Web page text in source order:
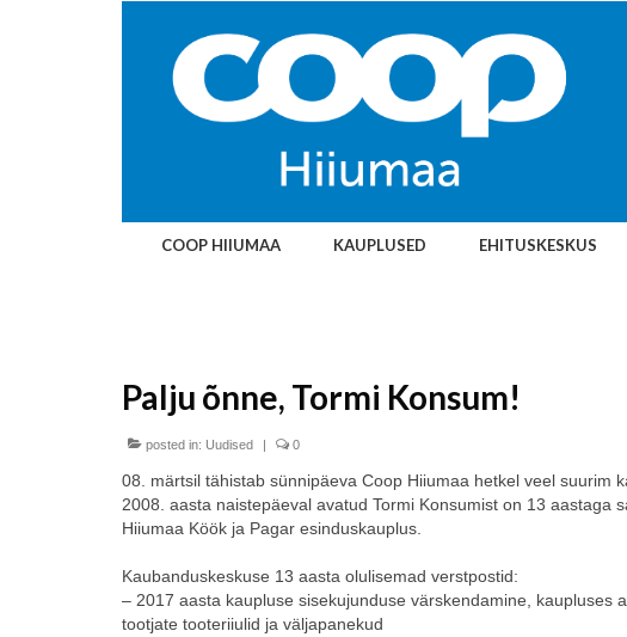
COOP HIIUMAA KAUPLUSED EHITUSKESKUS
Palju õnne, Tormi Konsum!
posted in: Uudised | 0
08. märtsil tähistab sünnipäeva Coop Hiiumaa hetkel veel suurim
2008. aasta naistepäeval avatud Tormi Konsumist on 13 aastaga
Hiiumaa Köök ja Pagar esinduskauplus.
Kaubanduskeskuse 13 aasta olulisemad verstpostid:
– 2017 aasta kaupluse sisekujunduse värskendamine, kaupluses
tootjate tooteriiulid ja väljapanekud